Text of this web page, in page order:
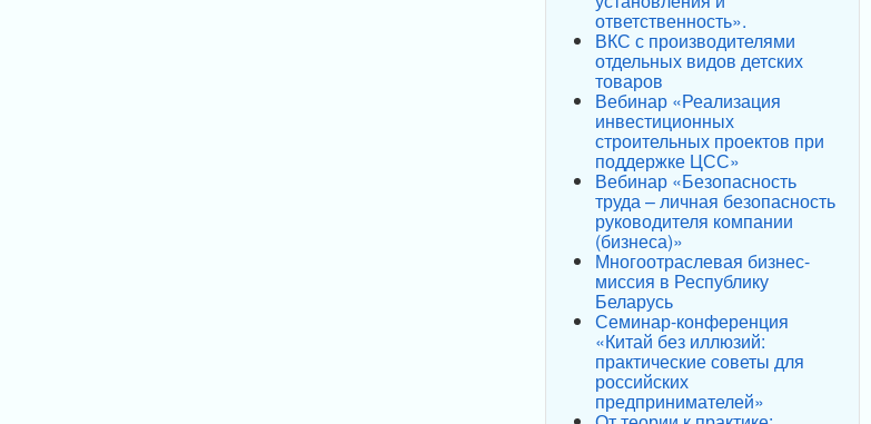
ответственность».
ВКС с производителями
отдельных видов детских
товаров
Вебинар «Реализация
инвестиционных
строительных проектов при
поддержке ЦСС»
Вебинар «Безопасность
труда – личная безопасность
руководителя компании
(бизнеса)»
Многоотраслевая бизнес-
миссия в Республику
Беларусь
Семинар-конференция
«Китай без иллюзий:
практические советы для
российских
предпринимателей»